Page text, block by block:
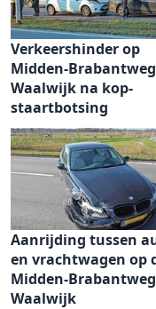
Verkeershinder op
Midden-Brabantweg
Waalwijk na kop-
staartbotsing
Aanrijding tussen
en vrachtwagen op
Midden-Brabantweg
Waalwijk